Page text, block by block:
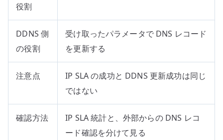
役割
DDNS 側
の役割
受け取ったパラメータで DNS レコード
を更新する
注意点
IP SLA の成功と DDNS 更新成功は同じ
ではない
確認方法
IP SLA 統計と、外部からの DNS レコ
ード確認を分けて見る